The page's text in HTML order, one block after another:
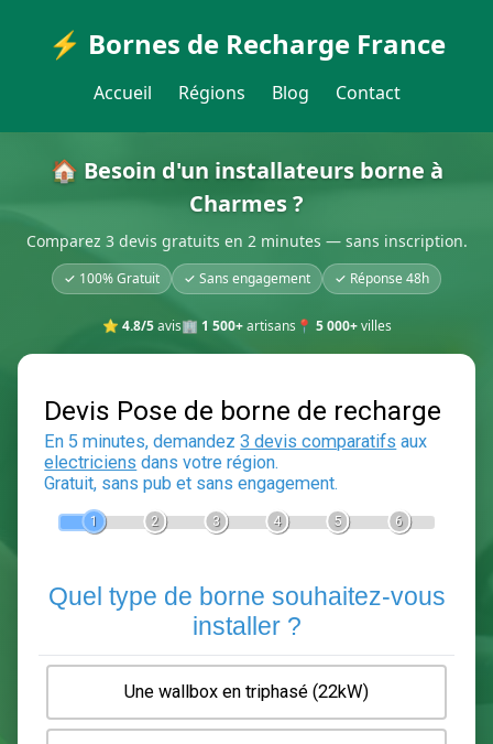
⚡ Bornes de Recharge France
Accueil Régions Blog Contact
🏠 Besoin d'un installateurs borne à
Charmes ?
Comparez 3 devis gratuits en 2 minutes — sans inscription.
✓ 100% Gratuit ✓ Sans engagement ✓ Réponse 48h
⭐ 4.8/5avis🏢 1 500+artisans 📍 5 000+villes
Devis Pose de borne de
En 5 minutes, demandez3 devis comparatifs
Gratuit, sans pub et sans engagement.
2 3 6
Quel type de borne souhaitez-